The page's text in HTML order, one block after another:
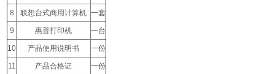
8 联想台式商用计算机 一套
9 惠普打印机 一台
10 产品使用说明书 一份
11 产品合格证 一份